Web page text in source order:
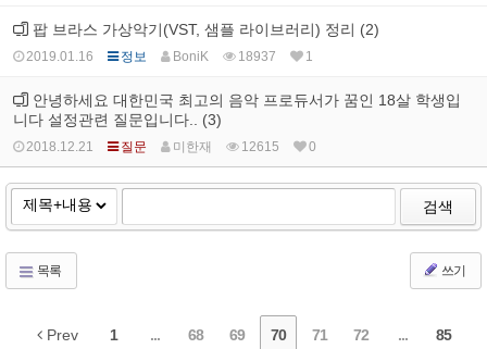
팝 브라스 가상악기(VST, 샘플 라이브러리) 정리 (2)
2019.01.16 정보 BoniK 18937 1
안녕하세요 대한민국 최고의 음악 프로듀서가 꿈인 18살 학생입
니다 설정관련 질문입니다.. (3)
2018.12.21 질문 미한재 12615 0
검색
목록 쓰기
Prev 1 ... 68 69 70 71 72 ... 85